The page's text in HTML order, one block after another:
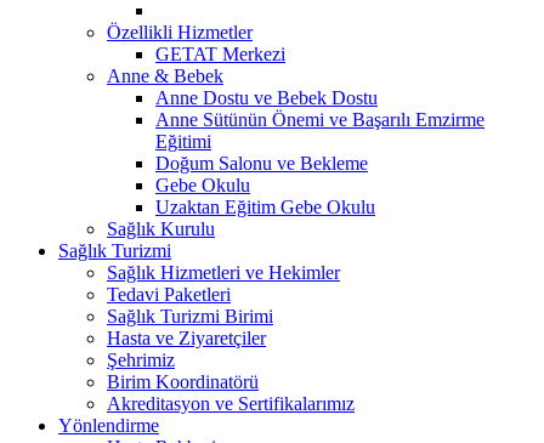
Özellikli Hizmetler
GETAT Merkezi
Anne & Bebek
Anne Dostu ve Bebek Dostu
Anne Sütünün Önemi ve Başarılı Emzirme
Eğitimi
Doğum Salonu ve Bekleme
Gebe Okulu
Uzaktan Eğitim Gebe Okulu
Sağlık Kurulu
Sağlık Turizmi
Sağlık Hizmetleri ve Hekimler
Tedavi Paketleri
Sağlık Turizmi Birimi
Hasta ve Ziyaretçiler
Şehrimiz
Birim Koordinatörü
Akreditasyon ve Sertifikalarımız
Yönlendirme